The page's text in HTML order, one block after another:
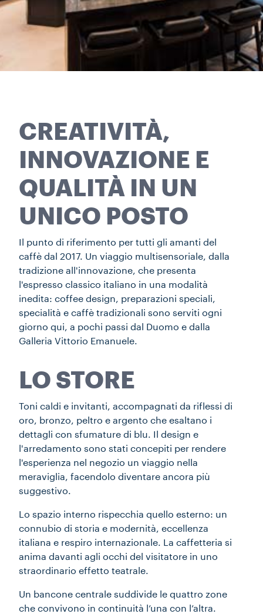
CREATIVITÀ,
INNOVAZIONE E
QUALITÀ IN UN
UNICO POSTO
Il punto di riferimento per tutti gli amanti del
caffè dal 2017. Un viaggio multisensoriale, dalla
tradizione all'innovazione, che presenta
l'espresso classico italiano in una modalità
inedita: coffee design, preparazioni speciali,
specialità e caffè tradizionali sono serviti ogni
giorno qui, a pochi passi dal Duomo e dalla
Galleria Vittorio Emanuele.
LO STORE
Toni caldi e invitanti, accompagnati da riflessi di
oro, bronzo, peltro e argento che esaltano i
dettagli con sfumature di blu. Il design e
l'arredamento sono stati concepiti per rendere
l'esperienza nel negozio un viaggio nella
meraviglia, facendolo diventare ancora più
suggestivo.
Lo spazio interno rispecchia quello esterno: un
connubio di storia e modernità, eccellenza
italiana e respiro internazionale. La caffetteria si
anima davanti agli occhi del visitatore in uno
straordinario effetto teatrale.
Un bancone centrale suddivide le quattro zone
che convivono in continuità l’una con l’altra.